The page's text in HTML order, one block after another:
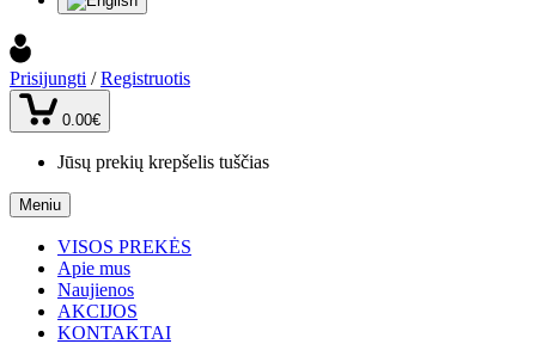
Prisijungti / Registruotis
0.00€
Jūsų prekių krepšelis tuščias
Meniu
VISOS PREKĖS
Apie mus
Naujienos
AKCIJOS
KONTAKTAI